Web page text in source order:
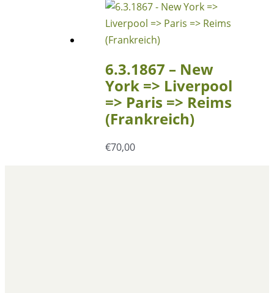
6.3.1867 – New
York => Liverpool
=> Paris => Reims
(Frankreich)
€70,00